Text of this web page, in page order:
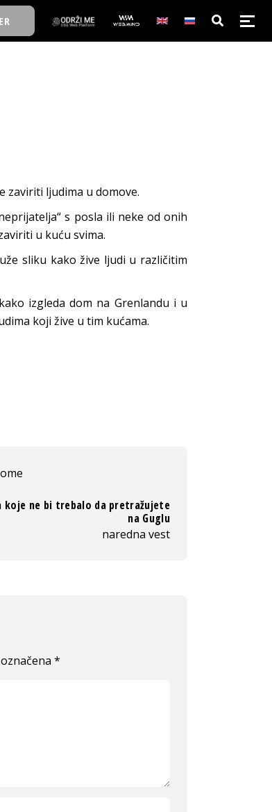
zaviriti ljudima u domove.
s posla ili neke od onih
u kuću svima.
sliku kako žive ljudi u različitim
izgleda dom na Grenlandu i u
koji žive u tim kućama.
koje ne bi trebalo da pretražujete
na Guglu
naredna vest
*